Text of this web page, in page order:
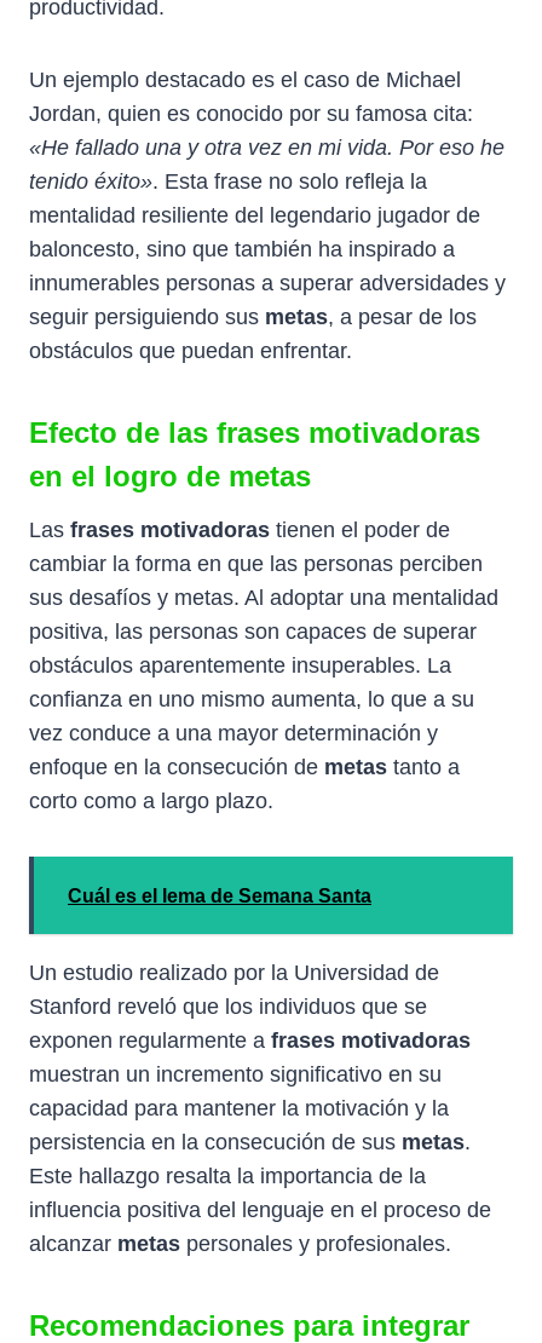
productividad.
Un ejemplo destacado es el caso de Michael
Jordan, quien es conocido por su famosa cita:
«He fallado una y otra vez en mi vida. Por eso he
tenido éxito». Esta frase no solo refleja la
mentalidad resiliente del legendario jugador de
baloncesto, sino que también ha inspirado a
innumerables personas a superar adversidades y
seguir persiguiendo sus metas, a pesar de los
obstáculos que puedan enfrentar.
Efecto de las frases motivadoras
en el logro de metas
Las frases motivadoras tienen el poder de
cambiar la forma en que las personas perciben
sus desafíos y metas. Al adoptar una mentalidad
positiva, las personas son capaces de superar
obstáculos aparentemente insuperables. La
confianza en uno mismo aumenta, lo que a su
vez conduce a una mayor determinación y
enfoque en la consecución de metas tanto a
corto como a largo plazo.
Cuál es el lema de Semana Santa
Un estudio realizado por la Universidad de
Stanford reveló que los individuos que se
exponen regularmente a frases motivadoras
muestran un incremento significativo en su
capacidad para mantener la motivación y la
persistencia en la consecución de sus metas.
Este hallazgo resalta la importancia de la
influencia positiva del lenguaje en el proceso de
alcanzar metas personales y profesionales.
Recomendaciones para integrar